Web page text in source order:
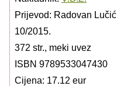
Prijevod: Radovan Lučić
10/2015.
372 str., meki uvez
ISBN 9789533047430
Cijena: 17.12 eur